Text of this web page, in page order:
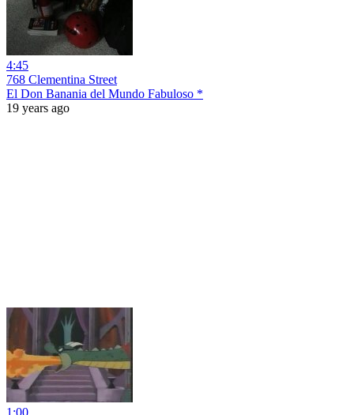
4:45
768 Clementina Street
El Don Banania del Mundo Fabuloso *
19 years ago